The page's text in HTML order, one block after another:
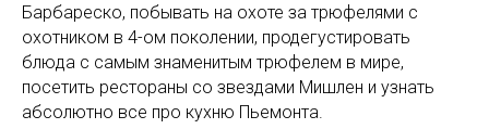
Барбареско, побывать на охоте за трюфелями с
охотником в 4-ом поколении, продегустировать
блюда с самым знаменитым трюфелем в мире,
посетить рестораны со звездами Мишлен и узнать
абсолютно все про кухню Пьемонта.